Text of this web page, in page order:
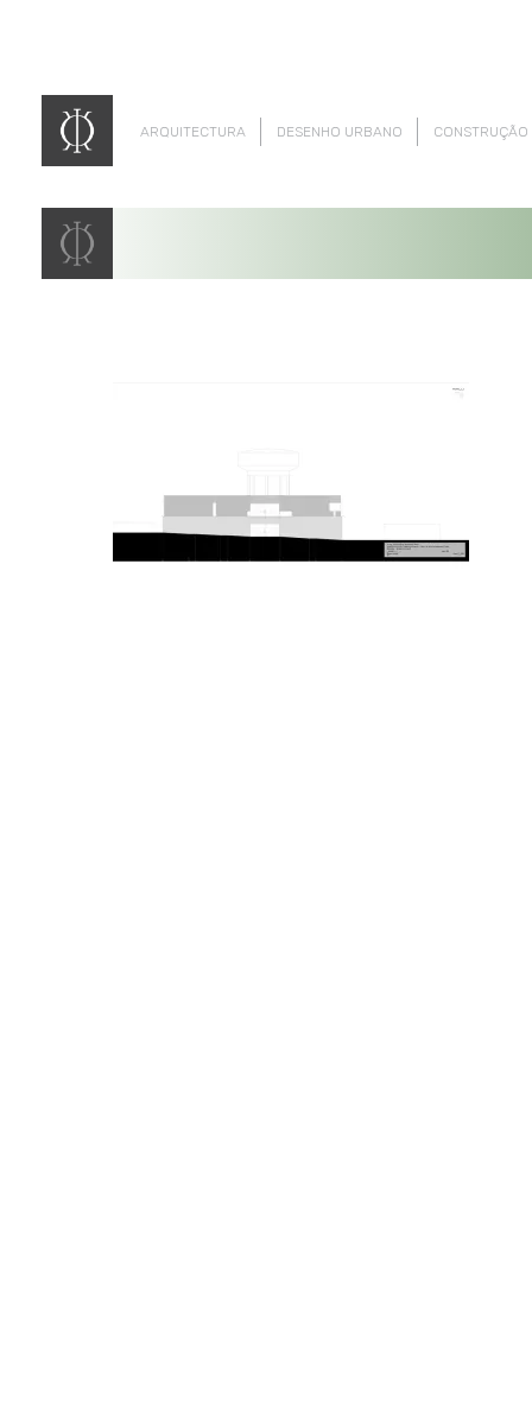
ARQUITECTURA DESENHO URBANO CONSTRUÇÃO